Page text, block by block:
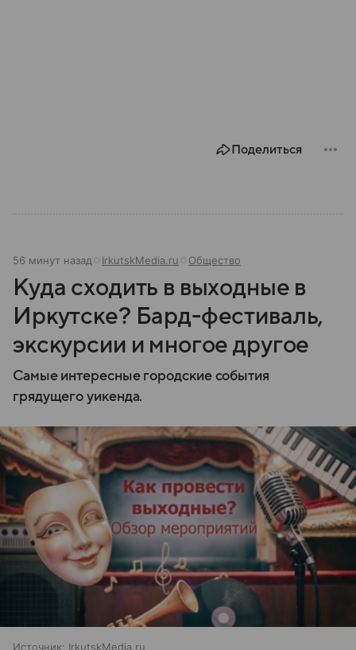
Поделиться
56 минут назад IrkutskMedia.ru Общество
Куда сходить в выходные в
Иркутске? Бард-фестиваль,
экскурсии и многое другое
Самые интересные городские события
грядущего уикенда.
Источник: IrkutskMedia.ru